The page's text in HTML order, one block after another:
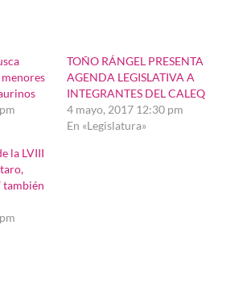
TOÑO RÁNGEL PRESENTA
AGENDA LEGISLATIVA A
INTEGRANTES DEL CALEQ
4 mayo, 2017 12:30 pm
En «Legislatura»
la LVIII
también